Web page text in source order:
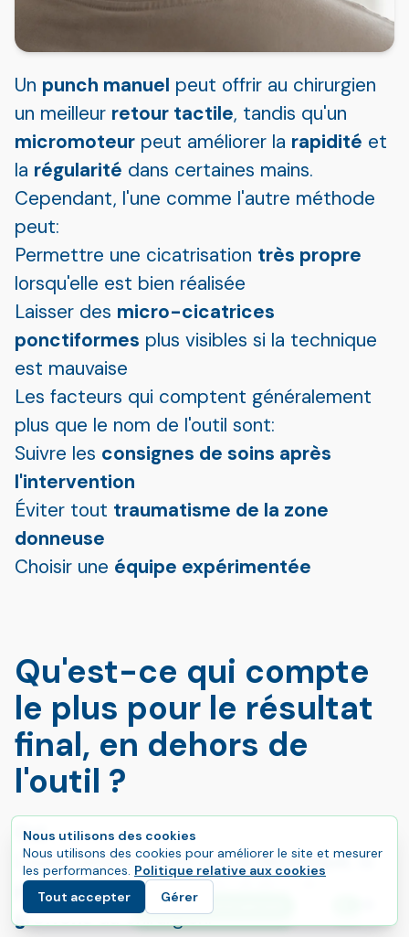
Un punch manuel peut offrir au chirurgien
un meilleur retour tactile, tandis qu'un
micromoteur peut améliorer la rapidité et
la régularité dans certaines mains.
Cependant, l'une comme l'autre méthode
peut:
Permettre une cicatrisation très propre
lorsqu'elle est bien réalisée
Laisser des micro-cicatrices
ponctiformes plus visibles si la technique
est mauvaise
Les facteurs qui comptent généralement
plus que le nom de l'outil sont:
Suivre les consignes de soins après
l'intervention
Éviter tout traumatisme de la zone
donneuse
Choisir une équipe expérimentée
Qu'est-ce qui compte
le plus pour le résultat
final, en dehors de
l'outil ?
Oui.
L'outil compte moins que latechnique, la
planificationet lamanipulation des
greffonsdu chirurgien.
Nous utilisons des cookies
Nous utilisons des cookies pour améliorer le site et mesurer
les performances. Politique relative aux cookies
Tout accepter
Gérer
Commencez votre parcours